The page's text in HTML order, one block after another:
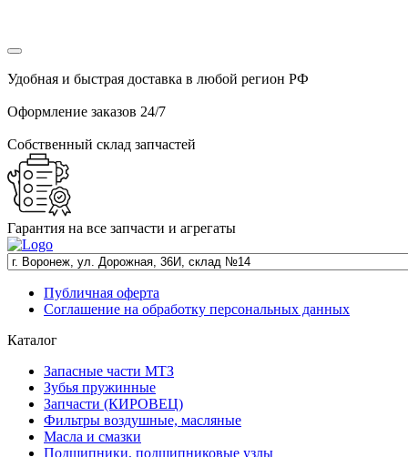
Удобная и быстрая доставка в любой регион РФ
Оформление заказов 24/7
Собственный склад запчастей
Гарантия на все запчасти и агрегаты
Публичная оферта
Соглашение на обработку персональных данных
Каталог
Запасные части МТЗ
Зубья пружинные
Запчасти (КИРОВЕЦ)
Фильтры воздушные, масляные
Масла и смазки
Подшипники, подшипниковые узлы